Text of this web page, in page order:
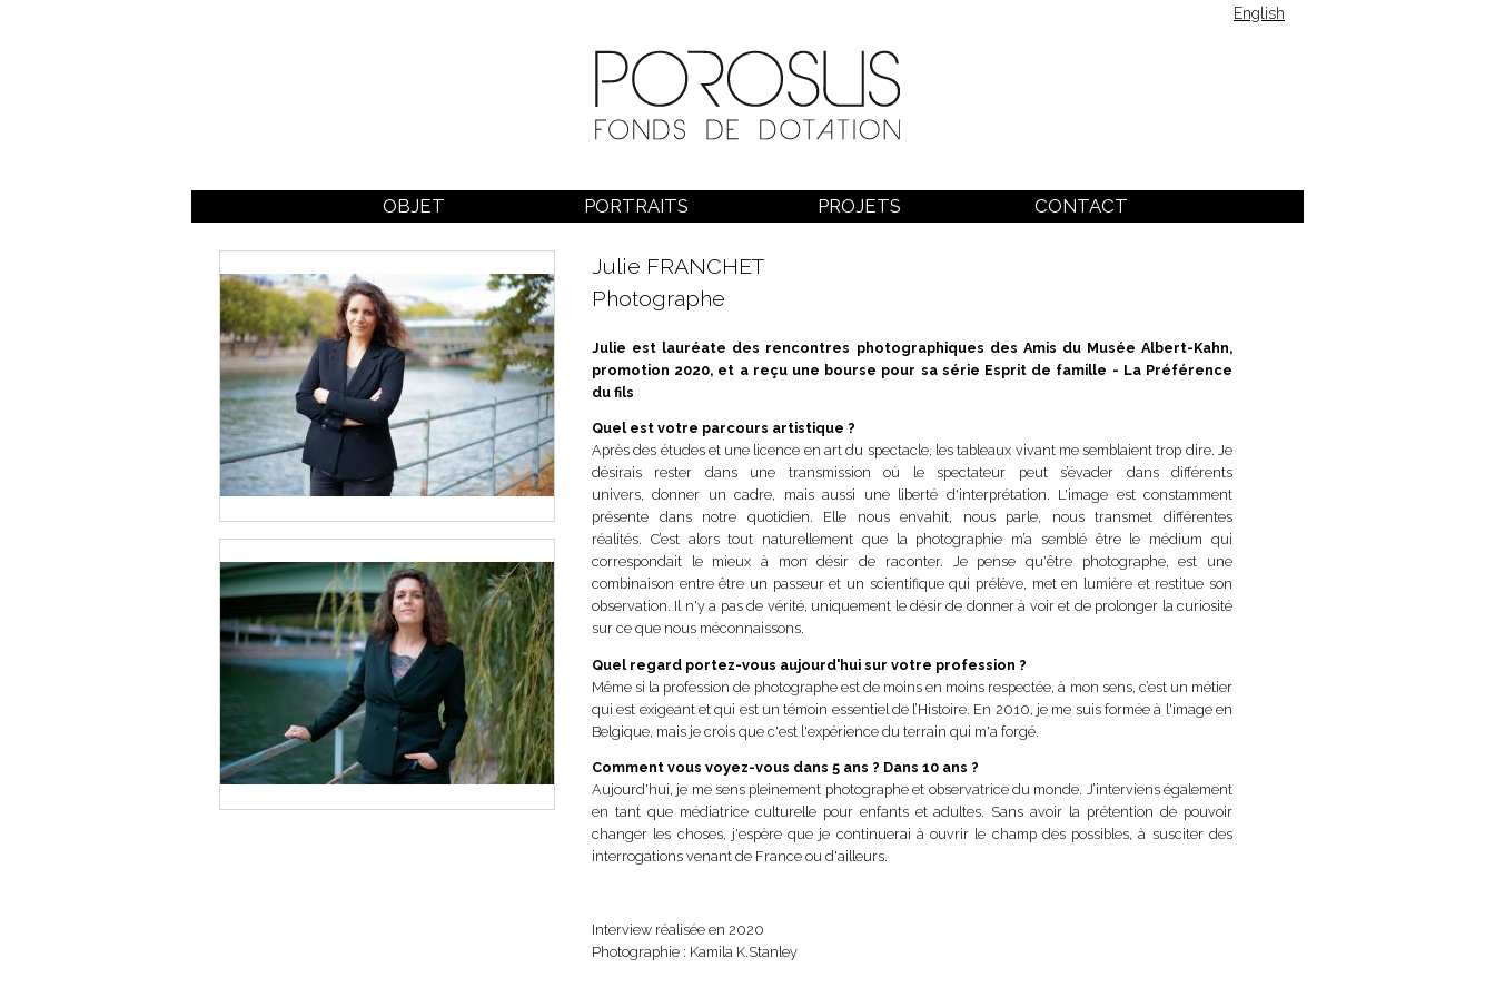
English
OBJET PORTRAITS PROJETS CONTACT
Julie FRANCHET
Photographe
Julie est lauréate des rencontres photographiques des Amis du Musée Albert-Kahn,
promotion 2020, et a reçu une bourse pour sa série Esprit de famille - La Préférence
du fils
Quel est votre parcours artistique ?
Après des études et une licence en art du spectacle, les tableaux vivant me semblaient trop dire. Je
désirais rester dans une transmission où le spectateur peut s’évader dans différents
univers, donner un cadre, mais aussi une liberté d'interprétation. L'image est constamment
présente dans notre quotidien. Elle nous envahit, nous parle, nous transmet différentes
réalités. C’est alors tout naturellement que la photographie m’a semblé être le médium qui
correspondait le mieux à mon désir de raconter. Je pense qu'être photographe, est une
combinaison entre être un passeur et un scientifique qui prélève, met en lumière et restitue son
observation. Il n'y a pas de vérité, uniquement le désir de donner à voir et de prolonger la curiosité
sur ce que nous méconnaissons.
Quel regard portez-vous aujourd'hui sur votre profession ?
Même si la profession de photographe est de moins en moins respectée, à mon sens, c’est un métier
qui est exigeant et qui est un témoin essentiel de l’Histoire. En 2010, je me suis formée à l'image en
Belgique, mais je crois que c'est l'expérience du terrain qui m'a forgé.
Comment vous voyez-vous dans 5 ans ? Dans 10 ans ?
Aujourd'hui, je me sens pleinement photographe et observatrice du monde. J’interviens également
en tant que médiatrice culturelle pour enfants et adultes. Sans avoir la prétention de pouvoir
changer les choses, j'espère que je continuerai à ouvrir le champ des possibles, à susciter des
interrogations venant de France ou d'ailleurs.
Interview réalisée en 2020
Photographie : Kamila K.Stanley